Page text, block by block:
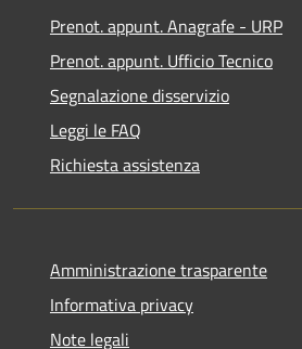
Prenot. appunt. Anagrafe - URP
Prenot. appunt. Ufficio Tecnico
Segnalazione disservizio
Leggi le FAQ
Richiesta assistenza
Amministrazione trasparente
Informativa privacy
Note legali